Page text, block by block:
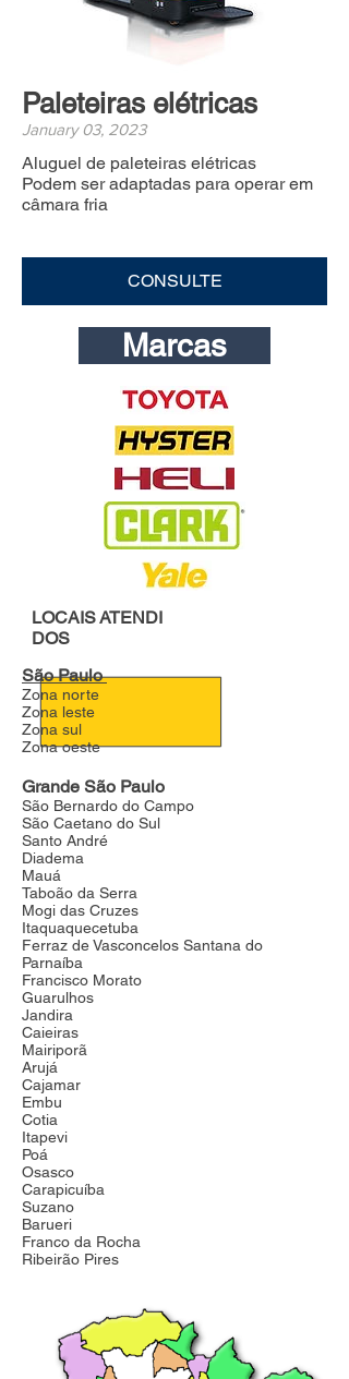
Paleteiras elétricas
January 03, 2023
Aluguel de paleteiras elétricas
Podem ser adaptadas para operar em
câmara fria
CONSULTE
Marcas
LOCAISATENDI
DOS
São Paulo
Zona norte
Zona leste
Zona sul
Zona oeste
Grande São Paulo
São Bernardo do Campo
São Caetano do Sul
Santo André
Diadema
Mauá
Taboão da Serra
Mogi das Cruzes
Itaquaquecetuba
Ferraz de Vasconcelos Santana do
Parnaíba
Francisco Morato
Guarulhos
Jandira
Caieiras
Mairiporã
Arujá
Cajamar
Embu
Cotia
Itapevi
Poá
Osasco
Carapicuíba
Suzano
Barueri
Franco da Rocha
Ribeirão Pires